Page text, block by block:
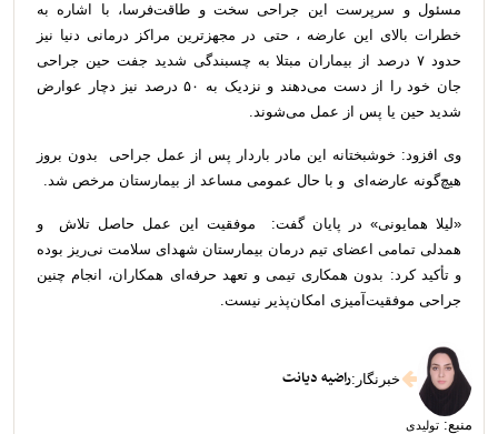
مسئول و سرپرست این جراحی سخت و طاقت‌فرسا، با اشاره به
خطرات بالای این عارضه ، حتی در مجهزترین مراکز درمانی دنیا نیز
حدود ۷ درصد از بیماران مبتلا به چسبندگی شدید جفت حین جراحی
جان خود را از دست می‌دهند و نزدیک به ۵۰ درصد نیز دچار عوارض
شدید حین یا پس از عمل می‌شوند.
وی افزود: خوشبختانه این مادر باردار پس از عمل جراحی بدون بروز
هیچ‌گونه عارضه‌ای و با حال عمومی مساعد از بیمارستان مرخص شد.
«لیلا همایونی» در پایان گفت: موفقیت این عمل حاصل تلاش و
همدلی تمامی اعضای تیم درمان بیمارستان شهدای سلامت نی‌ریز بوده
و تأکید کرد: بدون همکاری تیمی و تعهد حرفه‌ای همکاران، انجام چنین
جراحی موفقیت‌آمیزی امکان‌پذیر نیست.
خبرنگار :راضیه دیانت
منبع: تولیدی